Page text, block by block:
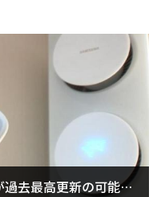
去最高更新の可能性